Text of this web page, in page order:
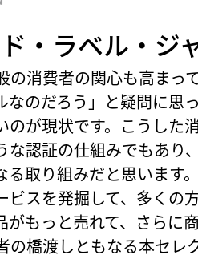
・ラベル・ジ
消費者の関心も高まっ
のだろう」と疑問に思
が現状です。こうした
認証の仕組みでもあり
取り組みだと思います
スを発掘して、多くの
もっと売れて、さらに
の橋渡しともなる本セレ